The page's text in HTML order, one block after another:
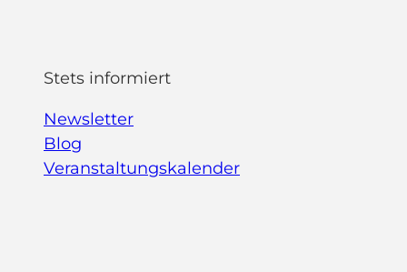
Stets informiert
Newsletter
Blog
Veranstaltungskalender